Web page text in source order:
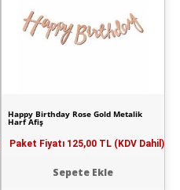
Happy Birthday Rose Gold Metalik
Harf Afiş
Paket Fiyatı 125,00 TL (KDV Dahil)
Sepete Ekle